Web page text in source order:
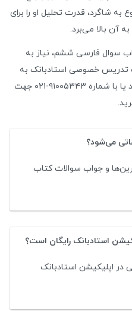
شاگرد، قدرت تحلیل او را برای
آن بالا می‌برد.
سوال فارسی ششم، نیاز به
تدریس خصوصی استادبانک به
شوید یا با شماره ۹۱۰۰۵۳۴۳-۰۲۱ جهت
می‌شود؟
و جواب سوالات کتاب
استادبانک رایگان است؟
در اپلیکیشن استادبانک